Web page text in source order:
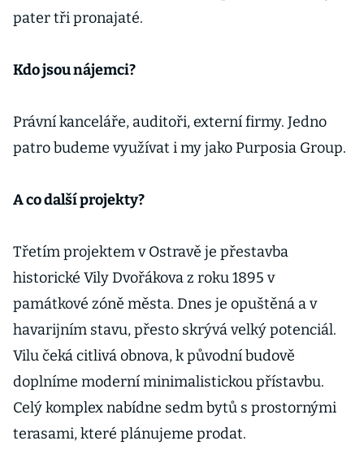
pater tři pronajaté.
Kdo jsou nájemci?
Právní kanceláře, auditoři, externí firmy. Jedno
patro budeme využívat i my jako Purposia Group.
A co další projekty?
Třetím projektem v Ostravě je přestavba
historické Vily Dvořákova z roku 1895 v
památkové zóně města. Dnes je opuštěná a v
havarijním stavu, přesto skrývá velký potenciál.
Vilu čeká citlivá obnova, k původní budově
doplníme moderní minimalistickou přístavbu.
Celý komplex nabídne sedm bytů s prostornými
terasami, které plánujeme prodat.